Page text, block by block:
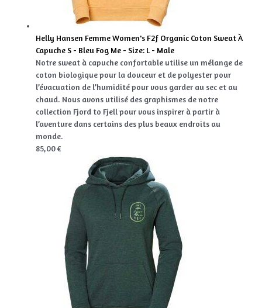
Helly Hansen Femme Women's F2f Organic Coton Sweat À
Capuche S - Bleu Fog Me - Size: L - Male
Notre sweat à capuche confortable utilise un mélange de
coton biologique pour la douceur et de polyester pour
l’évacuation de l’humidité pour vous garder au sec et au
chaud. Nous avons utilisé des graphismes de notre
collection Fjord to Fjell pour vous inspirer à partir à
l’aventure dans certains des plus beaux endroits au
monde.
85,00 €